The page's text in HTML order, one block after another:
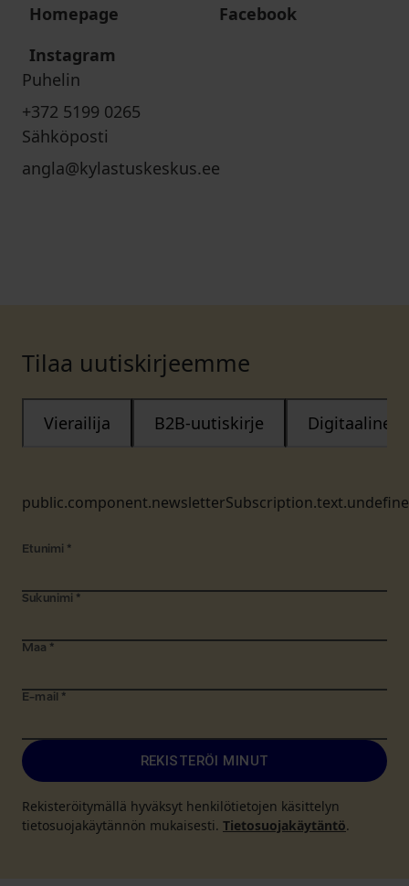
Homepage
Facebook
Instagram
Puhelin
+372 5199 0265
Sähköposti
angla@kylastuskeskus.ee
Tilaa uutiskirjeemme
Vierailija B2B-uutiskirje Digitaalinen
Etunimi *
Sukunimi *
Maa *
E-mail *
REKISTERÖI MINUT
Rekisteröitymällä hyväksyt henkilötietojen käsittelyn
tietosuojakäytännön mukaisesti. Tietosuojakäytäntö.